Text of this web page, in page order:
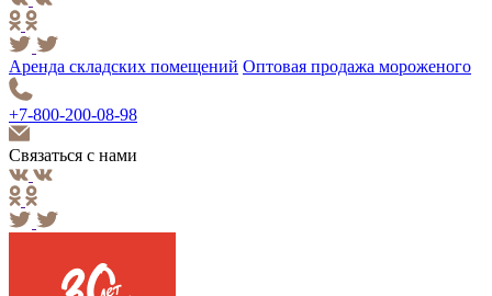
Аренда складских помещений Оптовая продажа мороженого
+7-800-200-08-98
Связаться с нами